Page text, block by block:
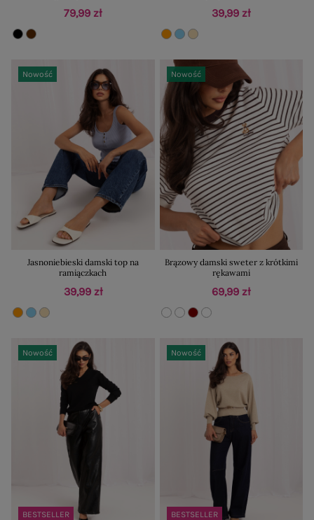
79,99 zł 39,99 zł
Nowość
Jasnoniebieski damski top na
ramiączkach
39,99 zł
Nowość
Brązowy damski sweter z krótkimi
rękawami
69,99 zł
BESTSELLER
Nowość
BESTSELLER
Nowość